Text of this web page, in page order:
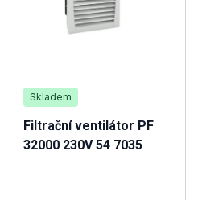
Skladem
Filtrační ventilátor PF
32000 230V 54 7035